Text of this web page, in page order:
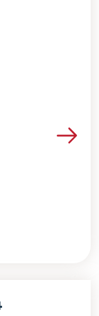
les détails de la